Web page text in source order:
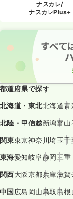
4週8休以上
夜勤のみ（常勤
給与 お問い合わせ
時間 16:45～9:00
4週8休以上
ブ
気に
時間 8:45～17:00
ナスカレ/
ナスカレPlus+
都道府県で探す
北海道・東北北海道青
北陸・甲信越新潟富山
関東東京神奈川埼玉千
東海愛知岐阜静岡三重
関西大阪京都兵庫滋賀
中国 広島 岡山鳥取島根